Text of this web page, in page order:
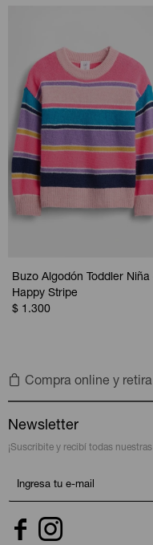
Buzo Algodón Toddler Niña
Happy Stripe
$ 1.300
Compra online y
Newsletter
¡Suscribite y recibí todas
 